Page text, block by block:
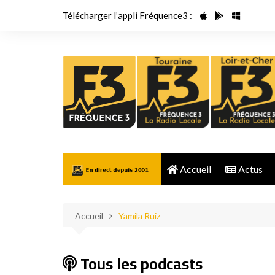
Télécharger l’appli Fréquence3 :
Accueil Actus
Accueil Yamila Ruiz
Tous les podcasts